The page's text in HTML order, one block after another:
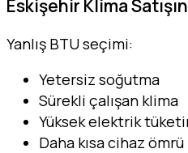
Eskişehir Klima
Yanlış BTU seçimi:
Yetersiz soğutma
Sürekli çalışan klima
Yüksek elektrik
Daha kısa cihaz ömrü